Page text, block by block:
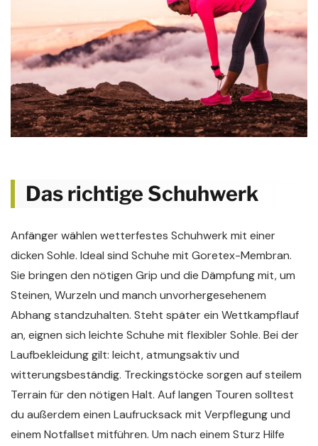
Das richtige Schuhwerk
Anfänger wählen wetterfestes Schuhwerk mit einer
dicken Sohle. Ideal sind Schuhe mit Goretex-Membran.
Sie bringen den nötigen Grip und die Dämpfung mit, um
Steinen, Wurzeln und manch unvorhergesehenem
Abhang standzuhalten. Steht später ein Wettkampflauf
an, eignen sich leichte Schuhe mit flexibler Sohle. Bei der
Laufbekleidung gilt: leicht, atmungsaktiv und
witterungsbeständig. Treckingstöcke sorgen auf steilem
Terrain für den nötigen Halt. Auf langen Touren solltest
du außerdem einen Laufrucksack mit Verpflegung und
einem Notfallset mitführen. Um nach einem Sturz Hilfe